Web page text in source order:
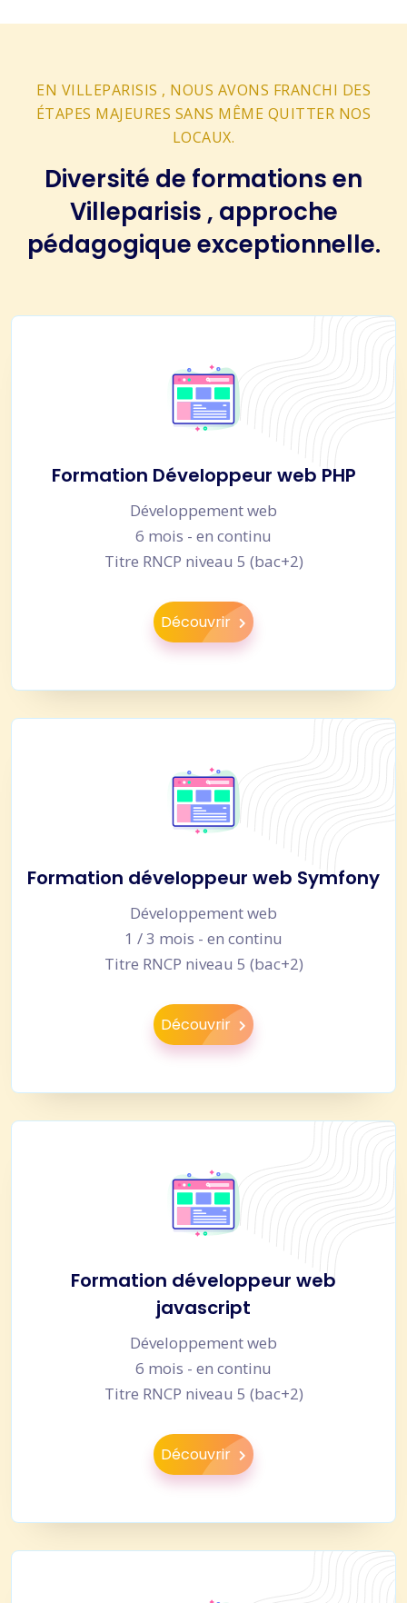
EN VILLEPARISIS , NOUS AVONS FRANCHI DES
ÉTAPES MAJEURES SANS MÊME QUITTER NOS
LOCAUX.
Diversité de formations en
Villeparisis , approche
pédagogique exceptionnelle.
Formation Développeur web PHP
Développement web
6 mois - en continu
Titre RNCP niveau 5 (bac+2)
Découvrir
Formation développeur web Symfony
Développement web
1 / 3 mois - en continu
Titre RNCP niveau 5 (bac+2)
Découvrir
Formation développeur web
javascript
Développement web
6 mois - en continu
Titre RNCP niveau 5 (bac+2)
Découvrir